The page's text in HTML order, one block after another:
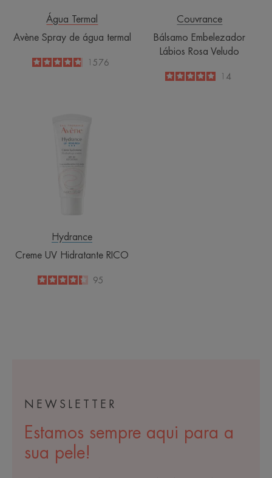
Água Termal
Avène Spray de água termal
4.8
/51576
Couvrance
Bálsamo Embelezador
Lábios Rosa Veludo
5/514
UV
Hidratante
RICO
Hydrance
Creme UV Hidratante RICO
4.3
/
5
95
NEWSLETTER
Estamos sempre aqui para a
sua pele!